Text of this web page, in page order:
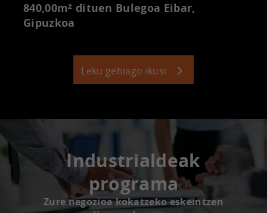
840,00m² dituen Bulegoa Eibar,
Gipuzkoa
Leku gehiago ikusi
Industrialdeak
programa
Zure negozioa kokatzeko eskeintzen